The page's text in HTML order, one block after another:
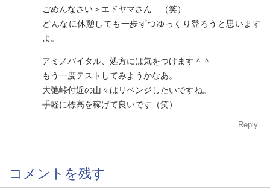
ごめんなさい＞エドヤマさん （笑）
どんなに休憩しても一歩ずつゆっくり登ろうと思います
よ。
アミノバイタル、処方には気をつけます＾＾
もう一度テストしてみようかなあ。
大弛峠付近の山々はリベンジしたいですね。
手軽に標高を稼げて良いです（笑）
Reply
コメントを残す